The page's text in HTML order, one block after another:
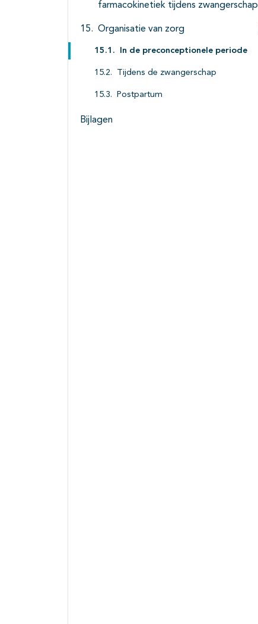
farmacokinetiek tijdens zwangerschap
Organisatie van zorg
In de preconceptionele periode
Tijdens de zwangerschap
Postpartum
Bijlagen